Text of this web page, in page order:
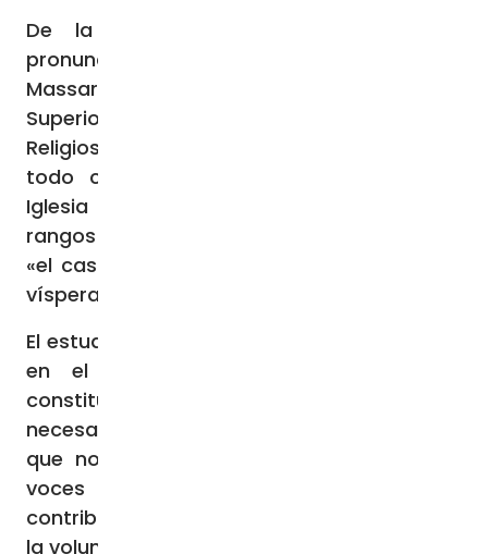
De la posibilidad de disentir de un
pronunciamiento papal, habló el padre Luca
Massari, profesor de Teología en el Instituto
Superior de Ciencias
Religiosas
todo cuando se trata de «hombres de
Iglesia que pertenecen a los más altos
rangos de la institución eclesial», como es
«el caso de las
vísperas de esta Asamblea sinodal».
El estudioso señaló que, si se quiere pensar
en el primado petrino «como factor
constitutivo de una Iglesia sinodal, es
necesario imaginar un modo de ejercerlo
que no impida, es más: autorice a otras
voces a hablar, a aportar su propia
contribución a la onerosa tarea de discernir
la voluntad de Dios».